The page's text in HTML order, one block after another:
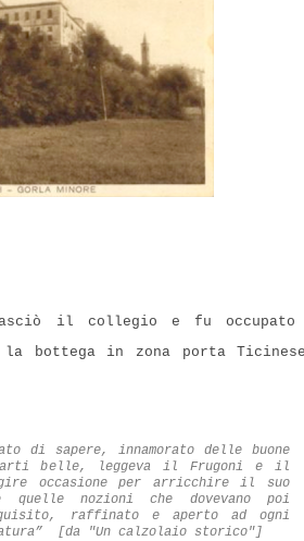
il collegio e fu occupato
la bottega in zona porta
di sapere, innamorato delle buone
belle, leggeva il Frugoni e il
occasione per arricchire il suo
nozioni che dovevano poi
raffinato e aperto ad ogni
[da "Un calzolaio storico"]